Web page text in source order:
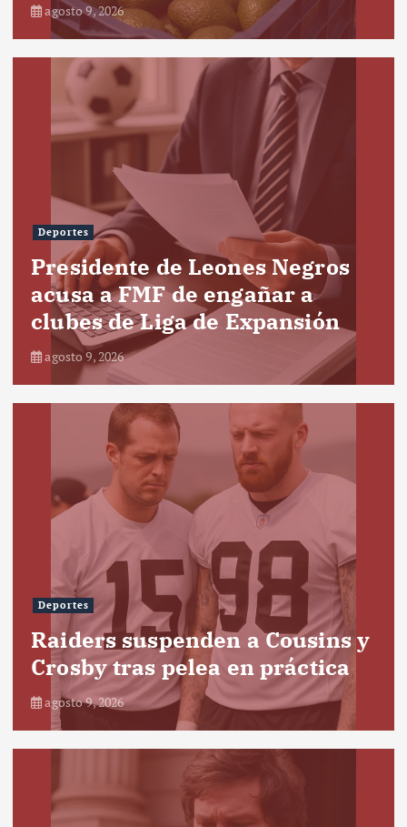
agosto 9, 2026
Deportes
Presidente de Leones Negros
acusa a FMF de engañar a
clubes de Liga de Expansión
agosto 9, 2026
Deportes
Raiders suspenden a Cousins y
Crosby tras pelea en práctica
agosto 9, 2026